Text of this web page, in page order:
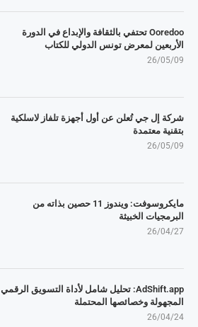
Ooredoo تحتفي بالثقافة والإبداع في الدورة
الأربعين لمعرض تونس الدولي للكتاب
26/05/09
شركة إل جي تُعلن عن أول أجهزة تلفاز لاسلكية
بتقنية معتمدة
26/05/09
مايكروسوفت: ويندوز 11 حصين بذاته من
البرمجيات الخبيثة
26/04/27
AdShift.app: تحليل شامل لأداة التسويق الرقمي
المجهولة وخصائصها المحتملة
26/04/24